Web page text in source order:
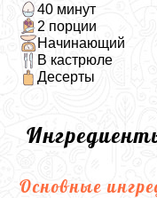
40 минут
2 порции
Начинающий
В кастрюле
Десерты
Основные